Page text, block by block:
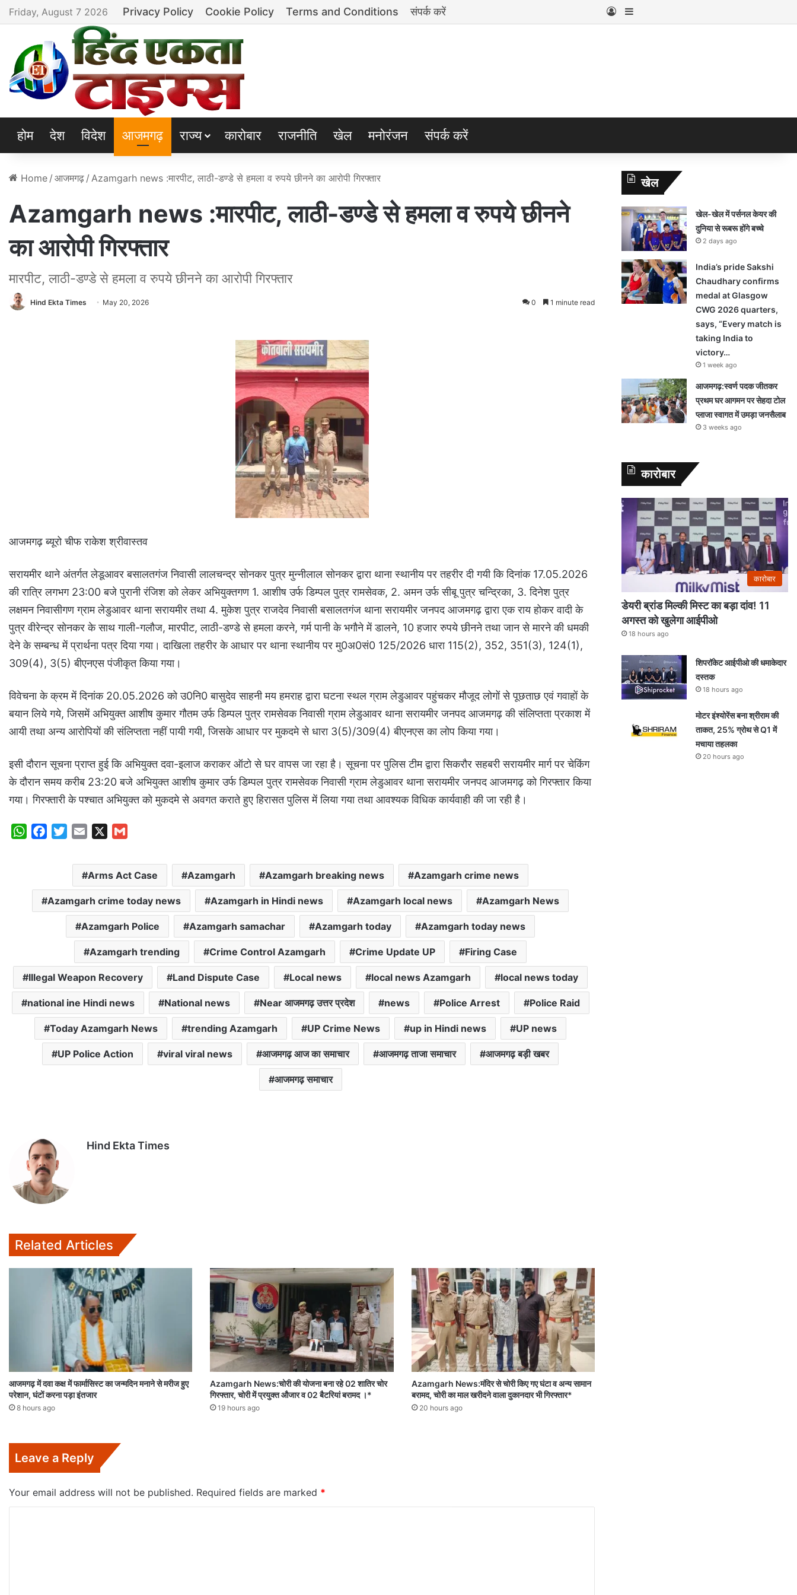
Friday, August 7 2026 Privacy Policy Cookie Policy Terms and Conditions संपर्क करें Log InSidebar
होम देश विदेश आजमगढ़ राज्य कारोबार राजनीति खेल मनोरंजन संपर्क करें
Home / आजमगढ़ / Azamgarh news :मारपीट, लाठी-डण्डे से हमला व रुपये छीनने का आरोपी गिरफ्तार
Azamgarh news :मारपीट, लाठी-डण्डे से हमला व रुपये छीनने
का आरोपी गिरफ्तार
मारपीट, लाठी-डण्डे से हमला व रुपये छीनने का आरोपी गिरफ्तार
Hind Ekta Times May 20, 2026 0 1 minute read
आजमगढ़ ब्यूरो चीफ राकेश श्रीवास्तव
सरायमीर थाने अंतर्गत लेडूआवर बसालतगंज निवासी लालचन्द्र सोनकर पुत्र मुन्नीलाल सोनकर द्वारा थाना स्थानीय पर तहरीर दी गयी कि दिनांक 17.05.2026
की रात्रि लगभग 23:00 बजे पुरानी रंजिश को लेकर अभियुक्तगण 1. आशीष उर्फ डिम्पल पुत्र रामसेवक, 2. अमन उर्फ सीबू पुत्र चन्द्रिका, 3. दिनेश पुत्र
लक्षमन निवासीगण ग्राम लेडुआवर थाना सरायमीर तथा 4. मुकेश पुत्र राजदेव निवासी बसालतगंज थाना सरायमीर जनपद आजमगढ़ द्वारा एक राय होकर वादी के
पुत्र वीरेन्द्र सोनकर के साथ गाली-गलौज, मारपीट, लाठी-डण्डे से हमला करने, गर्म पानी के भगौने में डालने, 10 हजार रुपये छीनने तथा जान से मारने की धमकी
देने के सम्बन्ध में प्रार्थना पत्र दिया गया। दाखिला तहरीर के आधार पर थाना स्थानीय पर मु0अ0सं0 125/2026 धारा 115(2), 352, 351(3), 124(1),
309(4), 3(5) बीएनएस पंजीकृत किया गया।
विवेचना के क्रम में दिनांक 20.05.2026 को उ0नि0 बासुदेव साहनी मय हमराह द्वारा घटना स्थल ग्राम लेडुआवर पहुंचकर मौजूद लोगों से पूछताछ एवं गवाहों के
बयान लिये गये, जिसमें अभियुक्त आशीष कुमार गौतम उर्फ डिम्पल पुत्र रामसेवक निवासी ग्राम लेडुआवर थाना सरायमीर जनपद आजमगढ़ की संलिप्तता प्रकाश में
आयी तथा अन्य आरोपियों की संलिप्तता नहीं पायी गयी, जिसके आधार पर मुकदमे से धारा 3(5)/309(4) बीएनएस का लोप किया गया।
इसी दौरान सूचना प्राप्त हुई कि अभियुक्त दवा-इलाज कराकर ऑटो से घर वापस जा रहा है। सूचना पर पुलिस टीम द्वारा सिकरौर सहबरी सरायमीर मार्ग पर चेकिंग
के दौरान समय करीब 23:20 बजे अभियुक्त आशीष कुमार उर्फ डिम्पल पुत्र रामसेवक निवासी ग्राम लेडुआवर थाना सरायमीर जनपद आजमगढ़ को गिरफ्तार किया
गया। गिरफ्तारी के पश्चात अभियुक्त को मुकदमे से अवगत कराते हुए हिरासत पुलिस में लिया गया तथा आवश्यक विधिक कार्यवाही की जा रही है।
W
b
o
t
e
a
i
l
a
i
l
Arms Act Case Azamgarh Azamgarh breaking news Azamgarh crime news
Azamgarh crime today news Azamgarh in Hindi news Azamgarh local news Azamgarh News
Azamgarh Police Azamgarh samachar Azamgarh today Azamgarh today news
Azamgarh trending Crime Control Azamgarh Crime Update UP Firing Case
Illegal Weapon Recovery Land Dispute Case Local news local news Azamgarh local news today
national ine Hindi news National news Near आजमगढ़ उत्तर प्रदेश news Police Arrest Police Raid
Today Azamgarh News trending Azamgarh UP Crime News up in Hindi news UP news
UP Police Action viral viral news आजमगढ़ आज का समाचार आजमगढ़ ताजा समाचार आजमगढ़ बड़ी खबर
आजमगढ़ समाचार
Hind Ekta Times
Related Articles
आजमगढ़ में दवा कक्ष में फार्मासिस्ट का जन्मदिन मनाने से मरीज हुए
परेशान, घंटों करना पड़ा इंतजार
8 hours ago
Azamgarh News:चोरी की योजना बना रहे 02 शातिर चोर
गिरफ्तार, चोरी में प्रयुक्त औजार व 02 बैटरियां बरामद ।*
19 hours ago
Azamgarh News:मंदिर से चोरी किए गए घंटा व अन्य सामान
बरामद, चोरी का माल खरीदने वाला दुकानदार भी गिरफ्तार*
20 hours ago
Leave a Reply
Your email address will not be published. Required fields are marked *
खेल
खेल-खेल में पर्सनल केयर की
दुनिया से रूबरू होंगे बच्चे
2 days ago
India’s pride Sakshi
Chaudhary confirms
medal at Glasgow
CWG 2026 quarters,
says, “Every match is
taking India to
victory…
1 week ago
आजमगढ़:स्वर्ण पदक जीतकर
प्रथम घर आगमन पर सेहदा टोल
प्लाजा स्वागत में उमड़ा जनसैलाब
3 weeks ago
कारोबार
कारोबार
डेयरी ब्रांड मिल्की मिस्ट का बड़ा दांव! 11
अगस्त को खुलेगा आईपीओ
18 hours ago
शिपरॉकेट आईपीओ की धमाकेदार
दस्तक
18 hours ago
मोटर इंश्योरेंस बना श्रीराम की
ताकत, 25% ग्रोथ से Q1 में
मचाया तहलका
20 hours ago